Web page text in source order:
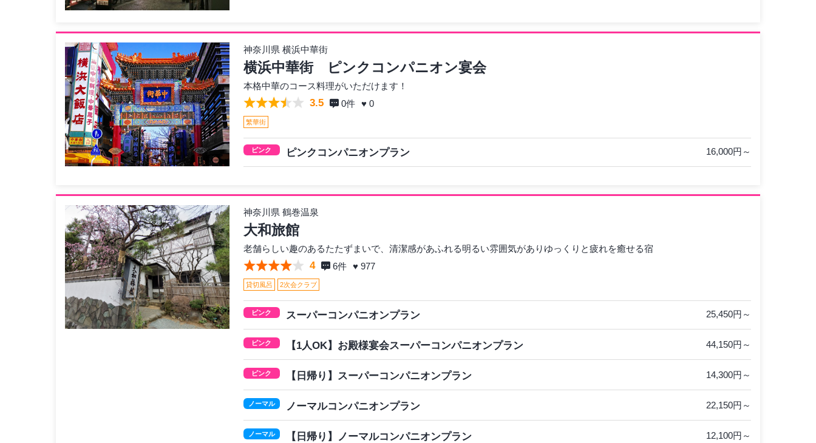
神奈川県 横浜中華街
横浜中華街 ピンクコンパニオン宴会
本格中華のコース料理がいただけます！
3.5 0件 ♥ 0
繁華街
ピンク ピンクコンパニオンプラン 16,000円～
神奈川県 鶴巻温泉
大和旅館
老舗らしい趣のあるたたずまいで、清潔感があふれる明るい雰囲気がありゆっくりと疲れを癒せる宿
4 6件 ♥ 977
貸切風呂 2次会クラブ
ピンク スーパーコンパニオンプラン 25,450円～
ピンク 【1人OK】お殿様宴会スーパーコンパニオンプラン 44,150円～
ピンク 【日帰り】スーパーコンパニオンプラン 14,300円～
ノーマル ノーマルコンパニオンプラン 22,150円～
ノーマル 【日帰り】ノーマルコンパニオンプラン 12,100円～